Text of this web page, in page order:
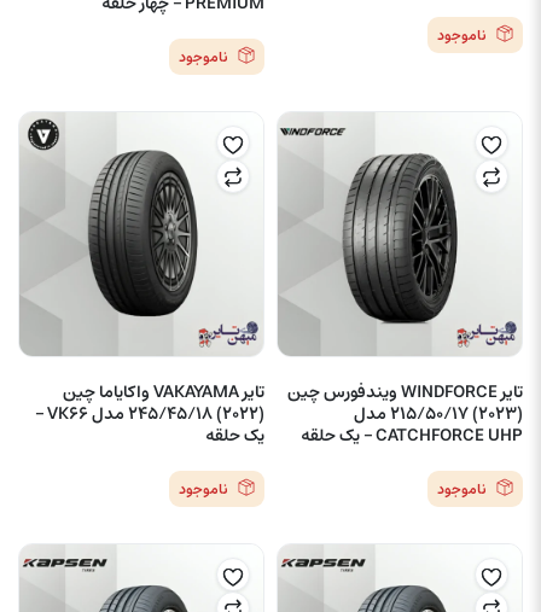
ناموجود
ناموجود
تایر WINDFORCE ویندفورس چین
(2023) 215/50/17 مدل
CATCHFORCE UHP – یک حلقه
ناموجود
تایر VAKAYAMA واکایاما چین
(2022) 245/45/18 مدل VK66 –
یک حلقه
ناموجود